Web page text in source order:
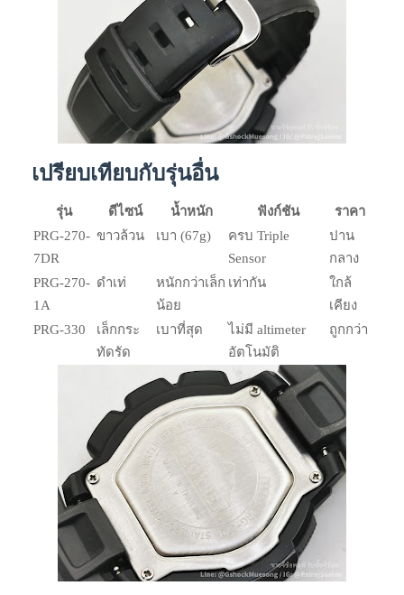
เปรียบเทียบกับรุ่นอื่น
รุ่น ดีไซน์ น้ำหนัก ฟังก์ชัน
ราคา
PRG-270-
7DR
ขาวล้วน เบา (67g)
ครบ Triple
Sensor
ปาน
กลาง
PRG-270-
1A
ดำเท่
หนักกว่าเล็ก
น้อย
เท่ากัน
ใกล้
เคียง
PRG-330
เล็กกระ
ทัดรัด
เบาที่สุด
ไม่มี altimeter
อัตโนมัติ
ถูกกว่า